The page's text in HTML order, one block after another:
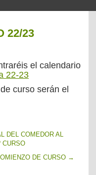
22/23
el calendario
22-23
curso serán el
DEL COMEDOR AL
CURSO
DE CURSO →